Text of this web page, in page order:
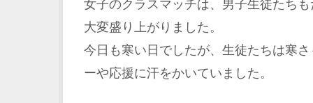
女子のクラスマッチは、男子生徒たち
大変盛り上がりました。
今日も寒い日でしたが、生徒たちは寒
ーや応援に汗をかいていました。